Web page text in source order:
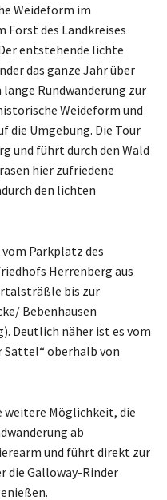
Weideform im
Forst des Landkreises
entstehende lichte
das ganze Jahr über
Rundwanderung zur
Weideform und
die Umgebung. Die Tour
und führt durch den Wald
hier zufriedene
den lichten
vom Parkplatz des
Herrenberg aus
bis zur
Bebenhausen
Deutlich näher ist es vom
Sattel“ oberhalb von
weitere Möglichkeit, die
ab
und führt direkt zur
die Galloway-Rinder